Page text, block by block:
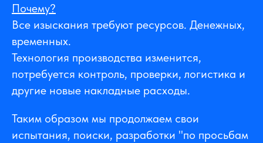
Почему?
Все изыскания требуют ресурсов. Денежных,
временных.
Технология производства изменится,
потребуется контроль, проверки, логистика и
другие новые накладные расходы.
Таким образом мы продолжаем свои
испытания, поиски, разработки "по просьбам